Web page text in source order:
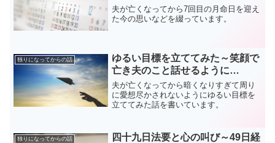
夫が亡くなってから7回目の月命日を迎え
た今の思いなどを綴っています。
独りになってからの話
ゆるい目標を立ててみた～笑顔で
亡き夫のこと話せるように…
夫が亡くなってから暗くなりすぎて周り
に愛想尽かされないようにゆるい目標を
立ててみた話を書いています。
独りになってからの話
四十九日法要と心の叫び～49日経